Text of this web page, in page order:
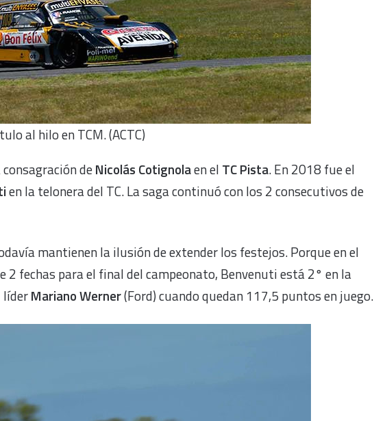
al hilo en TCM. (ACTC)
deNicolás Cotignolaen el TC Pista. En 2018 fue el
en la telonera del TC. La saga continuó con los 2 consecutivos de
mantienen la ilusión de extender los festejos. Porque en el
2 fechas para el final del campeonato, Benvenuti está 2° en la
líderMariano Werner(Ford) cuando quedan 117,5 puntos en juego.